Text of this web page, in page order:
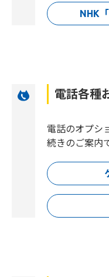
NHK
電話各種
電話のオプシ
続きのご案内